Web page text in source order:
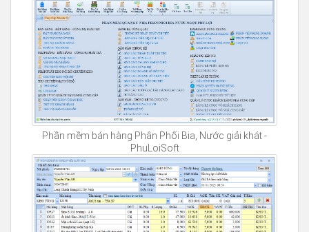
Phần mềm bán hàng Phân Phối Bia, Nước giải khát -
PhuLoiSoft